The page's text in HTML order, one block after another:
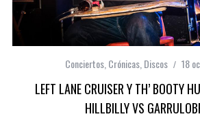
Conciertos Crónicas Discos 18
LEFT LANE CRUISER Y TH’ BOOTY
HILLBILLY VS